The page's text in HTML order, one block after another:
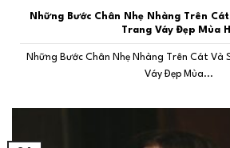
Những Bước Chân Nhẹ Nhàng Trên
Trang Váy Đẹp Mùa
Những Bước Chân Nhẹ Nhàng Trên Cát Và
Váy Đẹp Mùa...